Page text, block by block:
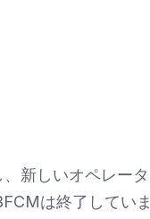
新しいオペレータ
は終了していま